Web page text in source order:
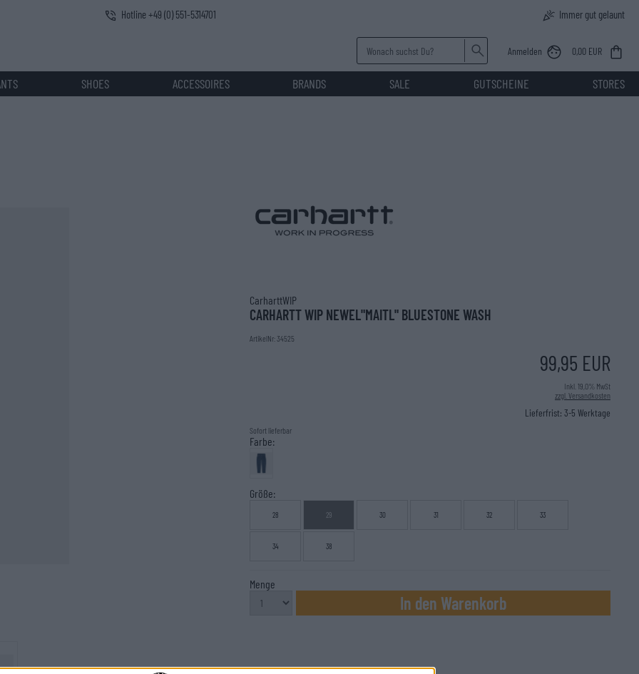
Hotline +49 (0) 551-5314701 Immer gut gelaunt
Anmelden 0,00 EUR
SHOES ACCESSOIRES BRANDS SALE GUTSCHEINE STORES
CarharttWIP
CARHARTT WIP NEWEL"MAITL" BLUESTONE WASH
ArtikelNr: 34525
99,95 EUR
Inkl. 19,0% MwSt
zzgl. Versandkosten
Lieferfrist: 3-5 Werktage
Sofort lieferbar
Farbe:
Größe:
28 29 30 31 32 33
34 38
Menge